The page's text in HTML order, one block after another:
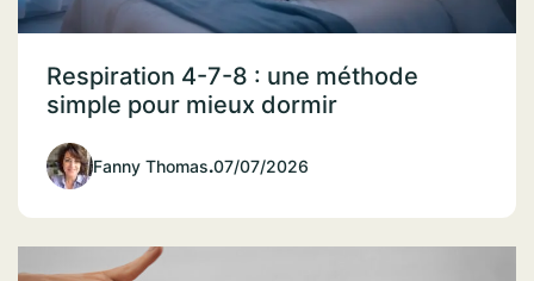
Respiration 4-7-8 : une méthode
simple pour mieux dormir
Fanny Thomas.07/07/2026